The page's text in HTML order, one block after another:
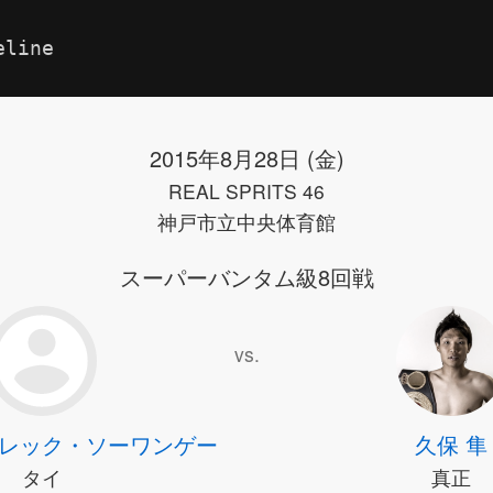
2015年8月28日 (金)
REAL SPRITS 46
神戸市立中央体育館
スーパーバンタム級8回戦
ック・ソーワンゲー
タイ
vs.
久保 隼
真正